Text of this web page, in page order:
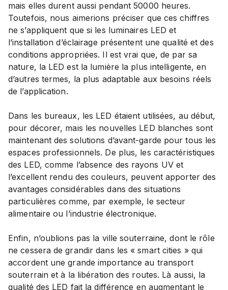
mais elles durent aussi pendant 50000 heures.
Toutefois, nous aimerions préciser que ces chiffres
ne s’appliquent que si les luminaires LED et
l’installation d’éclairage présentent une qualité et des
conditions appropriées. Il est vrai que, de par sa
nature, la LED est la lumière la plus intelligente, en
d’autres termes, la plus adaptable aux besoins réels
de l’application.
Dans les bureaux, les LED étaient utilisées, au début,
pour décorer, mais les nouvelles LED blanches sont
maintenant des solutions d’avant-garde pour tous les
espaces professionnels. De plus, les caractéristiques
des LED, comme l’absence des rayons UV et
l’excellent rendu des couleurs, peuvent apporter des
avantages considérables dans des situations
particulières comme, par exemple, le secteur
alimentaire ou l’industrie électronique.
Enfin, n’oublions pas la ville souterraine, dont le rôle
ne cessera de grandir dans les « smart cities » qui
accordent une grande importance au transport
souterrain et à la libération des routes. Là aussi, la
qualité des LED fait la différence en augmentant le